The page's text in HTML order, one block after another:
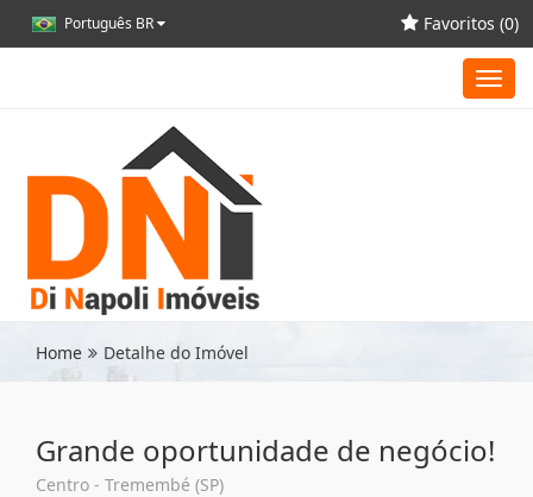
Português BR Favoritos (0)
Home Detalhe do Imóvel
Grande oportunidade de negócio!
Centro - Tremembé (SP)